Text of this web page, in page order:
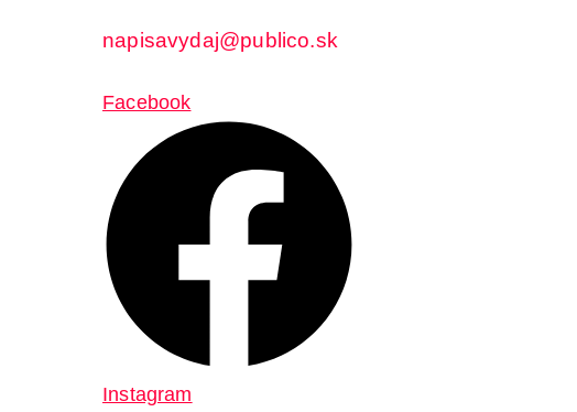
napisavydaj@publico.sk
Facebook
Instagram